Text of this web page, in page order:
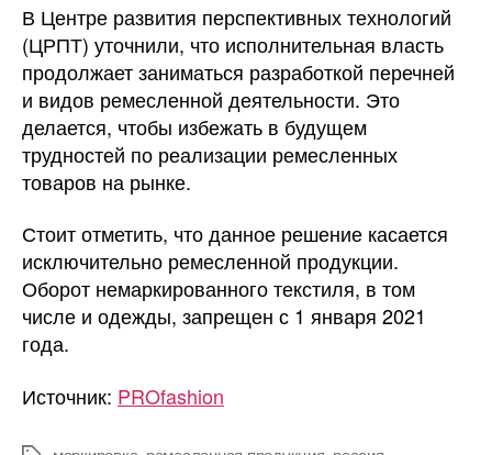
В Центре развития перспективных технологий
(ЦРПТ) уточнили, что исполнительная власть
продолжает заниматься разработкой перечней
и видов ремесленной деятельности. Это
делается, чтобы избежать в будущем
трудностей по реализации ремесленных
товаров на рынке.
Стоит отметить, что данное решение касается
исключительно ремесленной продукции.
Оборот немаркированного текстиля, в том
числе и одежды, запрещен с 1 января 2021
года.
Источник: PROfashion